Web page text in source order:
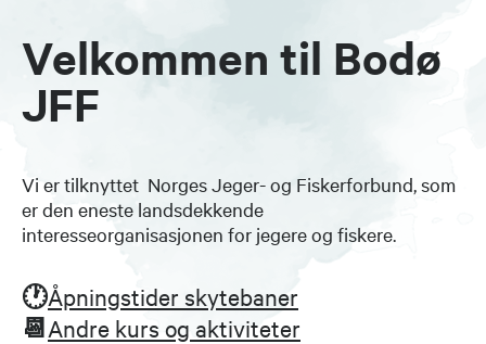
Velkommen til Bodø
JFF
Vi er tilknyttet Norges Jeger- og Fiskerforbund, som
er den eneste landsdekkende
interesseorganisasjonen for jegere og fiskere.
🕐Åpningstider skytebaner
📆 Andre kurs og aktiviteter